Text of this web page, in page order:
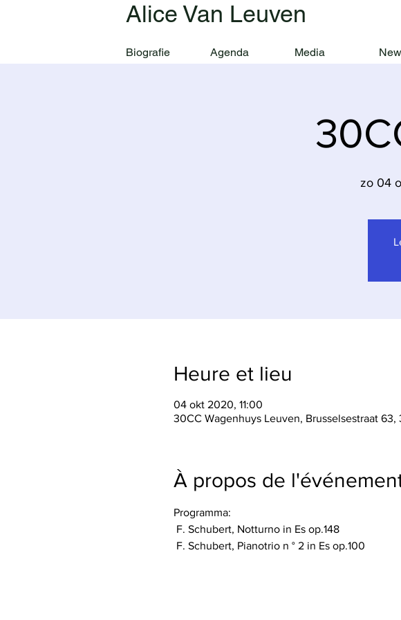
Alice Van Leuven
Biografie Agenda Media
zo 04
Heure et lieu
04 okt 2020, 11:00
30CC Wagenhuys Leuven, Brusselsestraat
À propos de
Programma:
F. Schubert, Notturno in Es op.148
F. Schubert, Pianotrio n ° 2 in Es op.100